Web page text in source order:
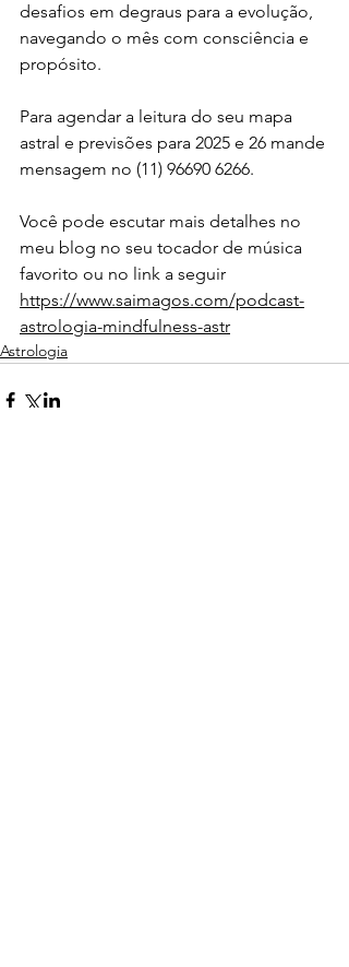
desafios em degraus para a evolução,
navegando o mês com consciência e
propósito.
Para agendar a leitura do seu mapa
astral e previsões para 2025 e 26 mande
mensagem no (11) 96690 6266.
Você pode escutar mais detalhes no
meu blog no seu tocador de música
favorito ou no link a seguir
https://www.saimagos.com/podcast-
astrologia-mindfulness-astr
Astrologia